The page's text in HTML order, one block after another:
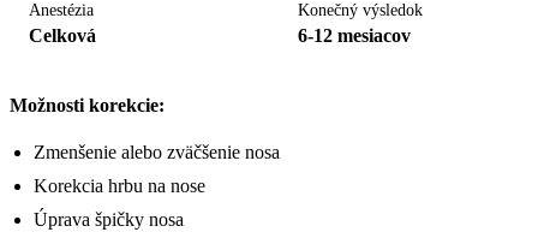
Anestézia
Celková
Konečný výsledok
6-12 mesiacov
Možnosti korekcie:
Zmenšenie alebo zväčšenie nosa
Korekcia hrbu na nose
Úprava špičky nosa